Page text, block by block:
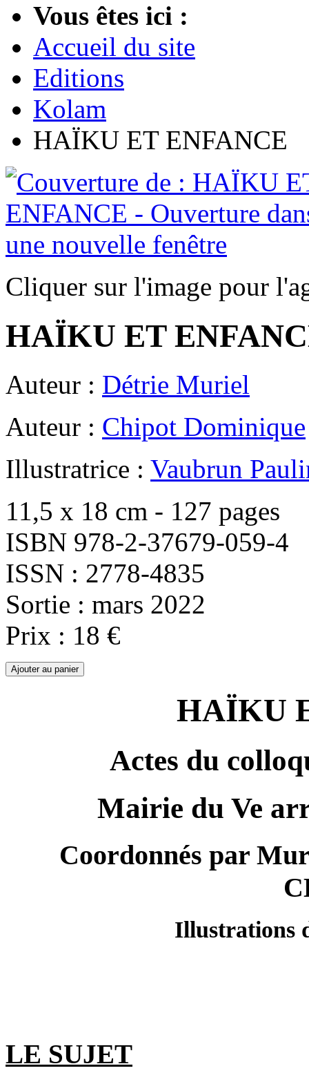
Vous êtes ici :
Accueil du site
Editions
Kolam
HAÏKU ET ENFANCE
Cliquer sur l'image pour
HAÏKU ET
Auteur : Détrie Muriel
Auteur : Chipot Dominique
Illustratrice : Vaubrun
11,5 x 18 cm - 127 pages
ISBN 978-2-37679-059-4
ISSN : 2778-4835
Sortie : mars 2022
Prix : 18 €
HAÏKU
Actes du
Mairie du Ve
Coordonnés par
Illustrations
LE SUJET